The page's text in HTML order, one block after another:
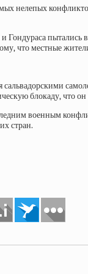
нелепых
Гондураса
что местные
сальвадорскими
блокаду, что он
военным
стран.